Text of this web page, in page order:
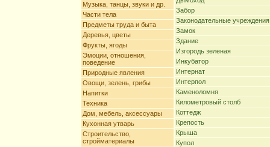
Музыка, танцы, звуки и др.
Части тела
Предметы труда и быта
Деревья, цветы
Фрукты, ягоды
Эмоции, отношения,
поведение
Природные явления
Овощи, зелень, грибы
Напитки
Техника
Дом, мебель, аксессуары
Кухонная утварь
Строительство,
стройматериалы
Забор
Законодательные учреждения
Замок
Здание
Изгородь зеленая
Инкубатор
Интернат
Интерпол
Каменоломня
Километровый столб
Коттедж
Крепость
Крыша
Купол